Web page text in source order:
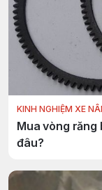
KINH NGHIỆM XE
Mua vòng răng
đâu?